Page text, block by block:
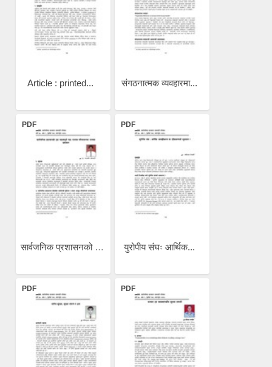
Article : printed... संगठनात्मक व्यवहारमा...
PDF
सार्वजनिक प्रशासनको एक...
PDF
युरोपीय संघः आर्थिक...
PDF PDF